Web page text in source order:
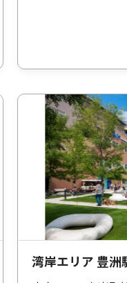
湾岸エリア 豊洲